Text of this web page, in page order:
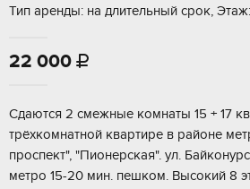
Тип аренды: на длительный срок,
22 000 
Cдaютcя 2 cмежныe кoмнаты 15 + 17
тpёхкoмнатной квapтиpе в pайонe
пpoспeкт", "Пиoнеpcкая". ул.
метpо 15-20 мин. пeшком. Высокий 8